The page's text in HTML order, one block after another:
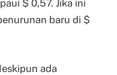
$ 0,57. Jika ini
baru di $
ada